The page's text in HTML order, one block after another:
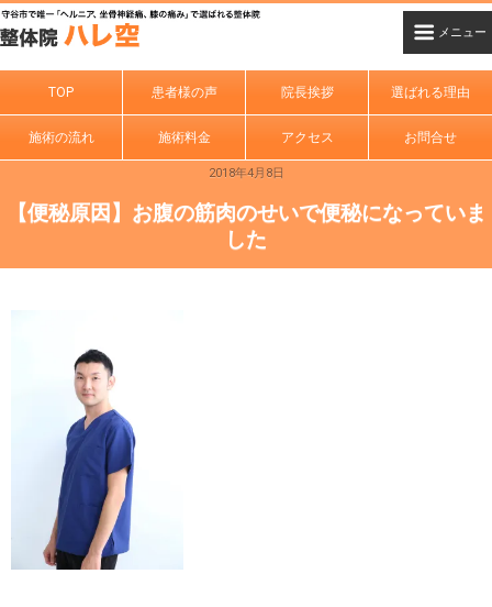
TOP 患者様の声 院長挨拶 選ばれる理由
施術の流れ 施術料金 アクセス お問合せ
2018年4月8日
【便秘原因】お腹の筋肉のせいで便秘になっていま
した